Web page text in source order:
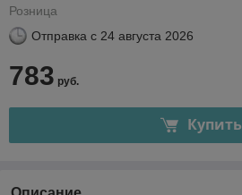
Розница
Отправка с 24 августа 2026
783 руб.
Купить